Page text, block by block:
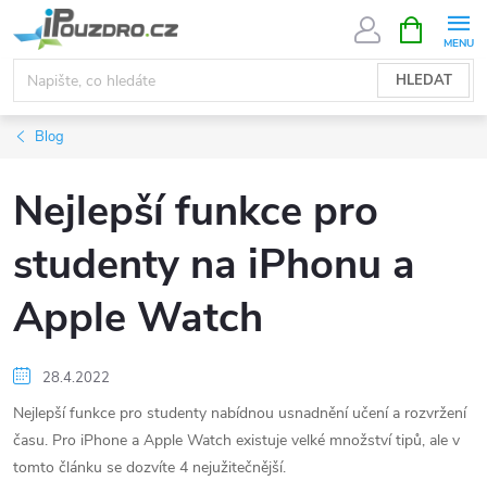
na
obsah
HLEDAT
NÁKUPNÍ
KOŠÍK
Blog
Nejlepší funkce pro
studenty na iPhonu a
Apple Watch
28.4.2022
Nejlepší funkce pro studenty nabídnou usnadnění učení a rozvržení
času. Pro iPhone a Apple Watch existuje velké množství tipů, ale v
tomto článku se dozvíte 4 nejužitečnější.